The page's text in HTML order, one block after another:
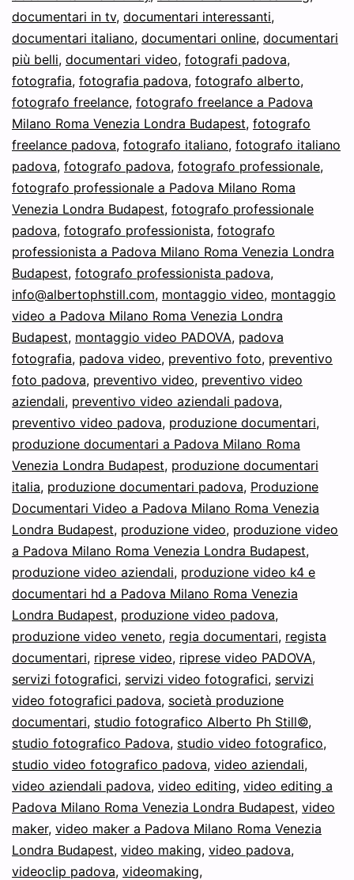
documentari in tv, documentari interessanti,
documentari italiano, documentari online, documentari
più belli, documentari video, fotografi padova,
fotografia, fotografia padova, fotografo alberto,
fotografo freelance, fotografo freelance a Padova
Milano Roma Venezia Londra Budapest, fotografo
freelance padova, fotografo italiano, fotografo italiano
padova, fotografo padova, fotografo professionale,
fotografo professionale a Padova Milano Roma
Venezia Londra Budapest, fotografo professionale
padova, fotografo professionista, fotografo
professionista a Padova Milano Roma Venezia Londra
Budapest, fotografo professionista padova,
info@albertophstill.com, montaggio video, montaggio
video a Padova Milano Roma Venezia Londra
Budapest, montaggio video PADOVA, padova
fotografia, padova video, preventivo foto, preventivo
foto padova, preventivo video, preventivo video
aziendali, preventivo video aziendali padova,
preventivo video padova, produzione documentari,
produzione documentari a Padova Milano Roma
Venezia Londra Budapest, produzione documentari
italia, produzione documentari padova, Produzione
Documentari Video a Padova Milano Roma Venezia
Londra Budapest, produzione video, produzione video
a Padova Milano Roma Venezia Londra Budapest,
produzione video aziendali, produzione video k4 e
documentari hd a Padova Milano Roma Venezia
Londra Budapest, produzione video padova,
produzione video veneto, regia documentari, regista
documentari, riprese video, riprese video PADOVA,
servizi fotografici, servizi video fotografici, servizi
video fotografici padova, società produzione
documentari, studio fotografico Alberto Ph Still©,
studio fotografico Padova, studio video fotografico,
studio video fotografico padova, video aziendali,
video aziendali padova, video editing, video editing a
Padova Milano Roma Venezia Londra Budapest, video
maker, video maker a Padova Milano Roma Venezia
Londra Budapest, video making, video padova,
videoclip padova, videomaking,